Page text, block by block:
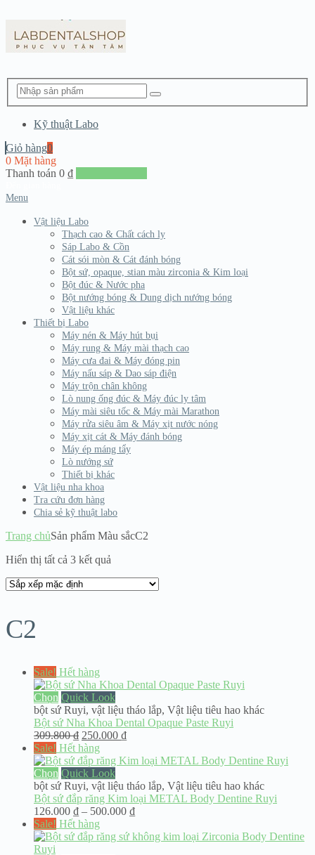
Kỹ thuật Labo
Giỏ hàng0
0 Mặt hàng
Thanh toán 0 ₫
Menu
Vật liệu Labo
Thạch cao & Chất cách ly
Sáp Labo & Cồn
Cát sói mòn & Cát đánh bóng
Bột sứ, opaque, stian màu zirconia & Kim loại
Bột đúc & Nước pha
Bột nướng bóng & Dung dịch nướng bóng
Vật liệu khác
Thiết bị Labo
Máy nén & Máy hút bụi
Máy rung & Máy mài thạch cao
Máy cưa đai & Máy đóng pin
Máy nấu sáp & Dao sáp điện
Máy trộn chân không
Lò nung ống đúc & Máy đúc ly tâm
Máy mài siêu tốc & Máy mài Marathon
Máy rửa siêu âm & Máy xịt nước nóng
Máy xịt cát & Máy đánh bóng
Máy ép máng tẩy
Lò nướng sứ
Thiết bị khác
Vật liệu nha khoa
Tra cứu đơn hàng
Chia sẻ kỹ thuật labo
Trang chủSản phẩm Màu sắcC2
Hiển thị tất cả 3 kết quả
C2
Sale! Hết hàng
Chọn Quick Look
bột sứ Ruyi, vật liệu tháo lắp, Vật liệu tiêu hao khác
Bột sứ Nha Khoa Dental Opaque Paste Ruyi
309.800₫ Giá
gốc
là:
309.800 ₫.
250.000 ₫Giá
tại
250.000 ₫.
Sale! Hết hàng
Chọn Quick Look
bột sứ Ruyi, vật liệu tháo lắp, Vật liệu tiêu hao khác
Bột sứ đắp răng Kim loại METAL Body Dentine Ruyi
126.000 ₫ – 500.000 ₫Khoảng
từ
Sale! Hết hàng